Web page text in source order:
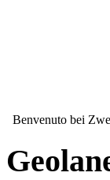
Benvenuto bei